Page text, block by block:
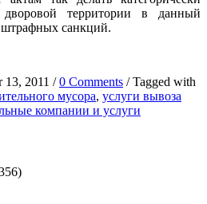
дворовой территории в данный
санкций.
13, 2011 / 0 Comments / Tagged with
мусора, услуги вывоза
компании и услуги